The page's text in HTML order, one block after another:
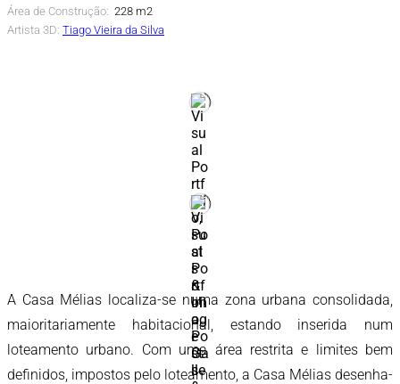
Área de Construção: 228 m2
Artista 3D: Tiago Vieira da Silva
A Casa Mélias localiza-se numa zona urbana consolidada,
maioritariamente habitacional, estando inserida num
loteamento urbano. Com uma área restrita e limites bem
definidos, impostos pelo loteamento, a Casa Mélias desenha-